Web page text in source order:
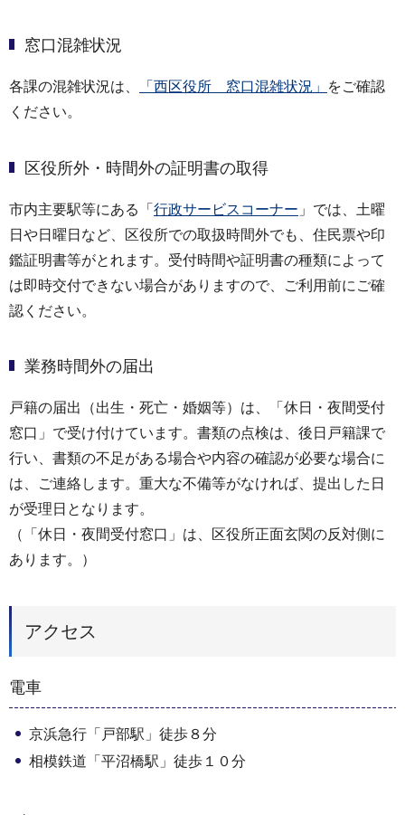
窓口混雑状況
各課の混雑状況は、 「西区役所 窓口混雑状況」
をご確認
ください。
区役所外・時間外の証明書の取得
市内主要駅等にある「 行政サービスコーナー 」では、土曜
日や日曜日など、区役所での取扱時間外でも、住民票や印
鑑証明書等がとれます。受付時間や証明書の種類によって
は即時交付できない場合がありますので、ご利用前にご確
認ください。
業務時間外の届出
戸籍の届出（出生・死亡・婚姻等）は、「休日・夜間受付
窓口」で受け付けています。書類の点検は、後日戸籍課で
行い、書類の不足がある場合や内容の確認が必要な場合に
は、ご連絡します。重大な不備等がなければ、提出した日
が受理日となります。
（「休日・夜間受付窓口」は、区役所正面玄関の反対側に
あります。）
アクセス
電車
京浜急行「戸部駅」徒歩８分
相模鉄道「平沼橋駅」徒歩１０分